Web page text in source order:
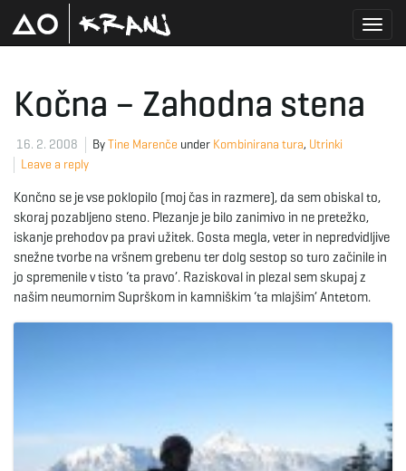
Kočna – Zahodna stena
16. 2. 2008 ByTine Marenče under Kombinirana tura, Utrinki
Leave a reply
Končno se je vse poklopilo (moj čas in razmere), da sem obiskal to,
skoraj pozabljeno steno. Plezanje je bilo zanimivo in ne pretežko,
iskanje prehodov pa pravi užitek. Gosta megla, veter in nepredvidljive
snežne tvorbe na vršnem grebenu ter dolg sestop so turo začinile in
jo spremenile v tisto ‘ta pravo’. Raziskoval in plezal sem skupaj z
našim neumornim Suprškom in kamniškim ‘ta mlajšim’ Antetom.